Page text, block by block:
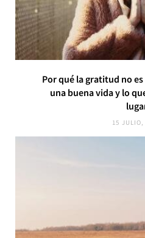
Por qué la gratitud no
una buena vida y lo
15 JULIO,